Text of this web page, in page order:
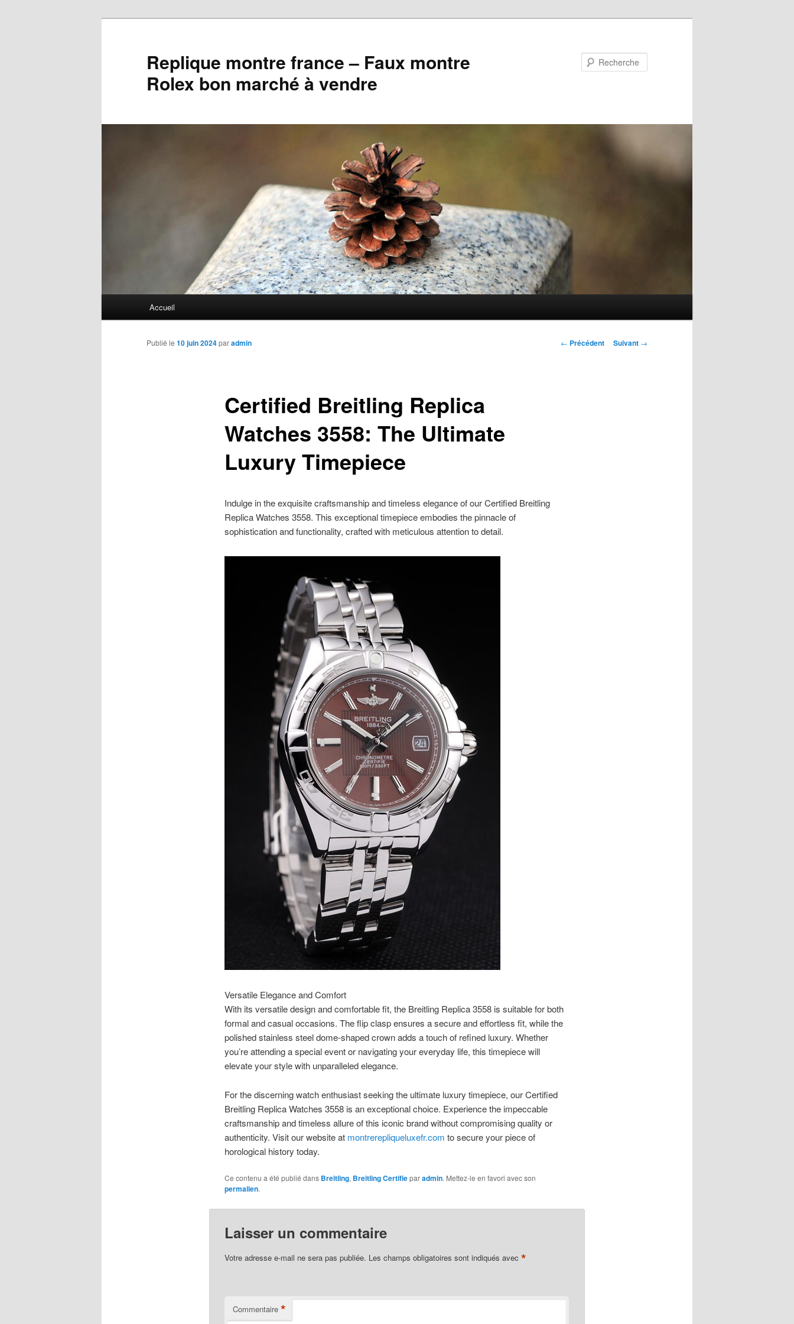
Replique montre france – Faux montre
Rolex bon marché à vendre
Accueil
Navigation
← Précédent Suivant →
Certified Breitling Replica
Watches 3558: The Ultimate
Luxury Timepiece
Publié le 10 juin 2024paradmin
Indulge in the exquisite craftsmanship and timeless elegance of our Certified Breitling
Replica Watches 3558. This exceptional timepiece embodies the pinnacle of
sophistication and functionality, crafted with meticulous attention to detail.
Versatile Elegance and Comfort
With its versatile design and comfortable fit, the Breitling Replica 3558 is suitable for both
formal and casual occasions. The flip clasp ensures a secure and effortless fit, while the
polished stainless steel dome-shaped crown adds a touch of refined luxury. Whether
you’re attending a special event or navigating your everyday life, this timepiece will
elevate your style with unparalleled elegance.
For the discerning watch enthusiast seeking the ultimate luxury timepiece, our Certified
Breitling Replica Watches 3558 is an exceptional choice. Experience the impeccable
craftsmanship and timeless allure of this iconic brand without compromising quality or
authenticity. Visit our website at montrerepliqueluxefr.com to secure your piece of
horological history today.
Ce contenu a été publié dans Breitling, Breitling Certifieparadmin. Mettez-le en favori avec son
permalien.
Laisser un commentaire
Votre adresse e-mail ne sera pas publiée. Les champs obligatoires sont indiqués avec *
Commentaire *